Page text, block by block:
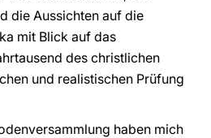
die Aussichten auf die
mit Blick auf das
des christlichen
und realistischen Prüfung
haben mich